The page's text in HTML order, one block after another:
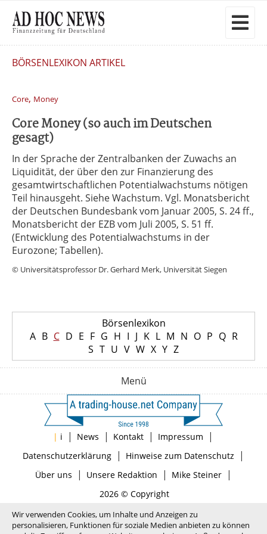
BÖRSENLEXIKON ARTIKEL
Core, Money
Core Money (so auch im Deutschen
gesagt)
In der Sprache der Zentralbanken der Zuwachs an
Liquidität, der über den zur Finanzierung des
gesamtwirtschaftlichen Potentialwachstums nötigen
Teil hinausgeht. Siehe Wachstum. Vgl. Monatsbericht
der Deutschen Bundesbank vom Januar 2005, S. 24 ff.,
Monatsbericht der EZB vom Juli 2005, S. 51 ff.
(Entwicklung des Potentialwachstums in der
Eurozone; Tabellen).
© Universitätsprofessor Dr. Gerhard Merk, Universität Siegen
Börsenlexikon
A B C D E F G H I J K L M N O P Q R
S T U V W X Y Z
Menü
| i | News | Kontakt | Impressum |
Datenschutzerklärung| Hinweise zum Datenschutz |
Über uns | Unsere Redaktion | Mike Steiner|
2026 © Copyright
Wir verwenden Cookies, um Inhalte und Anzeigen zu
personalisieren, Funktionen für soziale Medien anbieten zu können